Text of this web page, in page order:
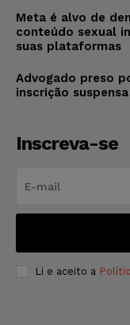
Meta é alvo de
conteúdo sexual
suas plataformas
Advogado preso
inscrição
Inscreva-se
Li e aceito a